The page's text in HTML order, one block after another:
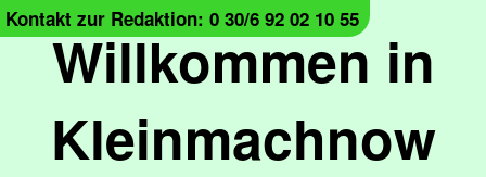
Willkommen in
Kleinmachnow
Kontakt zur Redaktion: 0 30/6 92 02 10 55